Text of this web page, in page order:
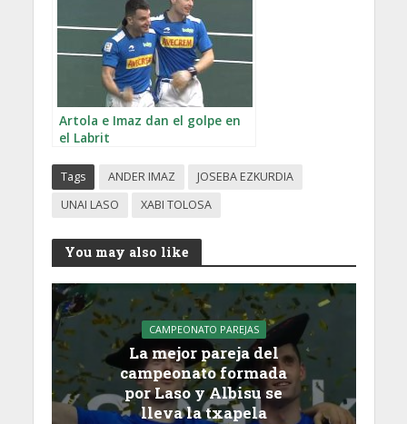
Artola e Imaz dan el golpe en
el Labrit
Tags ANDER IMAZ
JOSEBA EZKURDIA
UNAI LASO
XABI TOLOSA
You may also like
CAMPEONATO PAREJAS
La mejor pareja del
campeonato formada
por Laso y Albisu se
lleva la txapela